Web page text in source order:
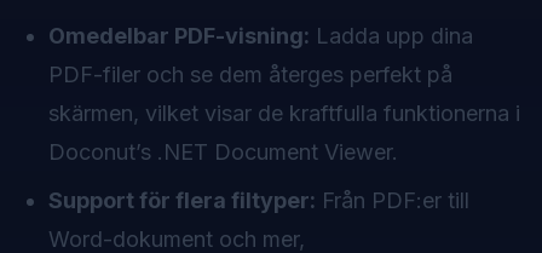
Omedelbar PDF-visning: Ladda upp dina
PDF-filer och se dem återges perfekt på
skärmen, vilket visar de kraftfulla funktionerna i
Doconut’s .NET Document Viewer.
Support för flera filtyper: Från PDF:er till
Word-dokument och mer,